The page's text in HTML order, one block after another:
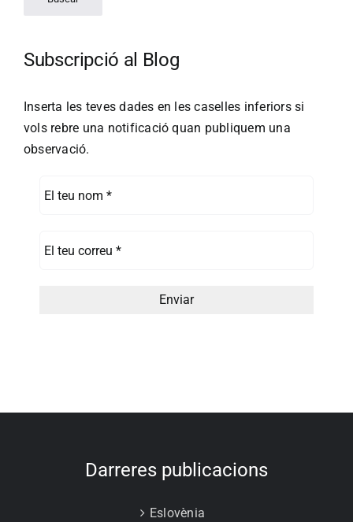
Subscripció al Blog
Inserta les teves dades en les caselles inferiors si
vols rebre una notificació quan publiquem una
observació.
Darreres publicacions
Eslovènia